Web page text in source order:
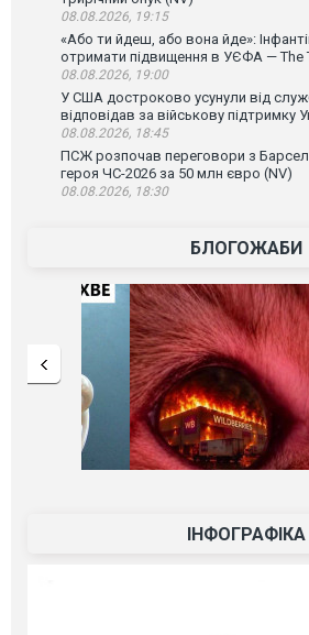
08.08.2026, 19:15
«Або ти йдеш, або вона йде»:
отримати підвищення в УЄФА — The
08.08.2026, 19:00
У США достроково усунули від
відповідав за військову підтримку
08.08.2026, 18:45
ПСЖ розпочав переговори з
героя ЧС-2026 за 50 млн євро (NV)
08.08.2026, 18:30
БЛОГОЖАБИ
ІНФОГРАФІКА